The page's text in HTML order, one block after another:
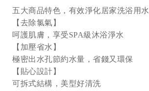
五大商品特色，有效淨化居家洗浴用水
【去除氯氣】
呵護肌膚，享受SPA級沐浴淨水
【加壓省水】
極密出水孔節約水量，省錢又環保
【貼心設計】
可拆式結構，美型好清洗